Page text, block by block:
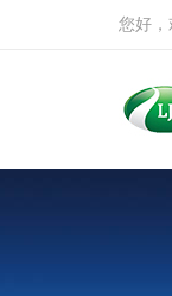
您好，